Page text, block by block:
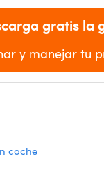
gratis la
y manejar tu
coche